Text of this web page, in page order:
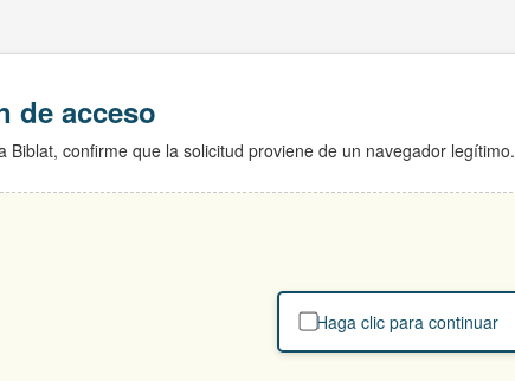
de acceso
Biblat, confirme que la solicitud proviene de un navegador legítimo.
Haga clic para continuar